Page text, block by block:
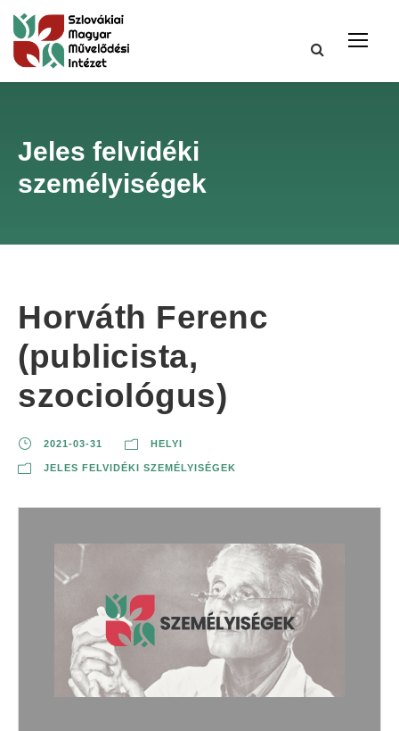
Jeles felvidéki
személyiségek
Horváth Ferenc
(publicista,
szociológus)
2021-03-31 HELYI
JELES FELVIDÉKI SZEMÉLYISÉGEK